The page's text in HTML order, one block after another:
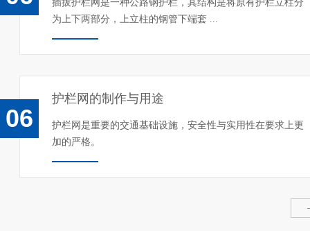
铁路线路防护栅栏2012（8001） (3)
插拔护栏网是一种公路钢护栏，其结构是将原有护栏立柱分
为上下两部分，上立柱的钢管下端套 ...
护栏网的制作与用途
护栏网是重要的交通基础设施，安全性与实用性在要求上更
加的严格。
06